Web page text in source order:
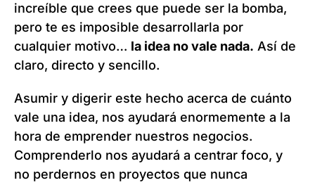
increíble que crees que puede ser la bomba,
pero te es imposible desarrollarla por
cualquier motivo… la idea no vale nada. Así de
claro, directo y sencillo.
Asumir y digerir este hecho acerca de cuánto
vale una idea, nos ayudará enormemente a la
hora de emprender nuestros negocios.
Comprenderlo nos ayudará a centrar foco, y
no perdernos en proyectos que nunca